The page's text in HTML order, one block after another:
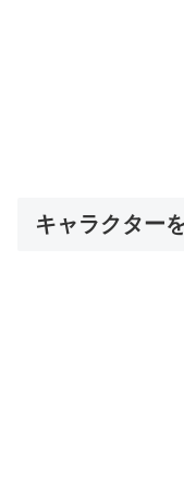
キャラクター